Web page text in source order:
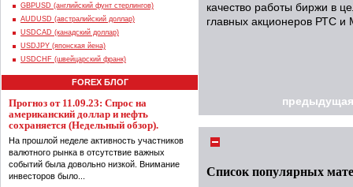
GBPUSD (английский фунт стерлингов)
AUDUSD (австралийский доллар)
USDCAD (канадский доллар)
USDJPY (японская йена)
USDCHF (швейцарский франк)
FOREX БЛОГ
Прогноз от 11.09.23: Спрос на
американский доллар и нефть
сохраняется (Недельный обзор).
На прошлой неделе активность участников
валютного рынка в отсутствие важных
событий была довольно низкой. Внимание
инвесторов было...
качество работы биржи в
главных акционеров РТС
предыдущая
Список популярных